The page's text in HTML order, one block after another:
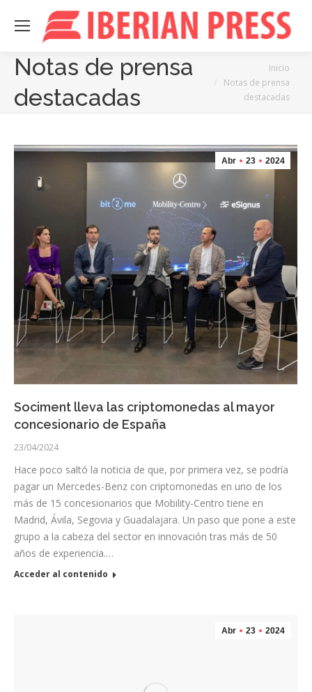
Notas de prensa
destacadas
Inicio
Notas de prensa
destacadas
Abr 23 2024
Sociment lleva las criptomonedas al mayor
concesionario de España
23/04/2024
Hace poco saltó la noticia de que, por primera vez, se podría
pagar un Mercedes-Benz con criptomonedas en uno de los
más de 15 concesionarios que Mobility-Centro tiene en
Madrid, Ávila, Segovia y Guadalajara. Un paso que pone a este
grupo a la cabeza del sector en innovación tras más de 50
años de experiencia.…
Acceder al contenido
Abr 23 2024